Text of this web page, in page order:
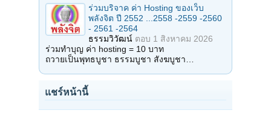
ร่วมบริจาค ค่า Hosting ของเว็บ
พลังจิต ปี 2552 ...2558 -2559 -2560
- 2561 -2564
ธรรมวิวัฒน์ ตอบ 1 สิงหาคม 2026
ร่วมทำบุญ ค่า hosting = 10 บาท
ถวายเป็นพุทธบูชา ธรรมบูชา สังฆบูชา…
แชร์หน้านี้